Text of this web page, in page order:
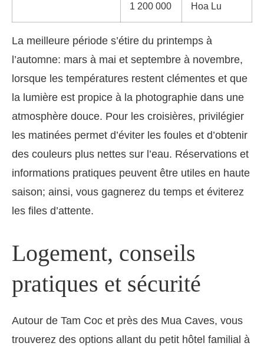
1 200 000
Hoa Lu
La meilleure période s’étire du printemps à
l’automne: mars à mai et septembre à novembre,
lorsque les températures restent clémentes et que
la lumière est propice à la photographie dans une
atmosphère douce. Pour les croisières, privilégier
les matinées permet d’éviter les foules et d’obtenir
des couleurs plus nettes sur l’eau. Réservations et
informations pratiques peuvent être utiles en haute
saison; ainsi, vous gagnerez du temps et éviterez
les files d’attente.
Logement, conseils
pratiques et sécurité
Autour de Tam Coc et près des Mua Caves, vous
trouverez des options allant du petit hôtel familial à